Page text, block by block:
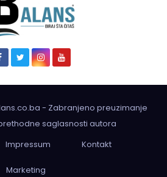
- Zabranjeno preuzimanje
saglasnosti autora
Impressum Kontakt
Marketing